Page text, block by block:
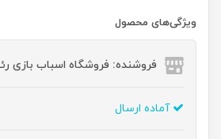
ویژگی‌های محصول
فروشنده: فروشگاه اسباب بازی
آماده ارسال